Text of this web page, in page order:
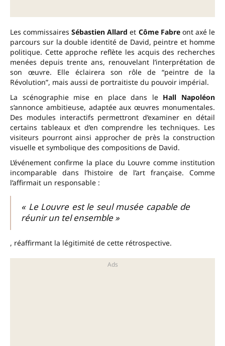
Les commissairesSébastien Allard et Côme Fabreont axé le
parcours sur la double identité de David, peintre et homme
politique. Cette approche reflète les acquis des recherches
menées depuis trente ans, renouvelant l’interprétation de
son œuvre. Elle éclairera son rôle de “peintre de la
Révolution”, mais aussi de portraitiste du pouvoir impérial.
La scénographie mise en place dans le Hall Napoléon
s’annonce ambitieuse, adaptée aux œuvres monumentales.
Des modules interactifs permettront d’examiner en détail
certains tableaux et d’en comprendre les techniques. Les
visiteurs pourront ainsi approcher de près la construction
visuelle et symbolique des compositions de David.
L’événement confirme la place du Louvre comme institution
incomparable dans l’histoire de l’art française. Comme
l’affirmait un responsable :
« Le Louvre est le seul musée capable de
réunir un tel ensemble »
, réaffirmant la légitimité de cette rétrospective.